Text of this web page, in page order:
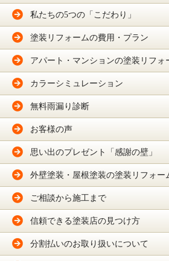
私たちの5つの「こだわり」
塗装リフォームの費用・プラン
アパート・マンションの塗装リフォ
カラーシミュレーション
無料雨漏り診断
お客様の声
思い出のプレゼント「感謝の壁」
外壁塗装・屋根塗装の塗装リフォー
ご相談から施工まで
信頼できる塗装店の見つけ方
分割払いのお取り扱いについて